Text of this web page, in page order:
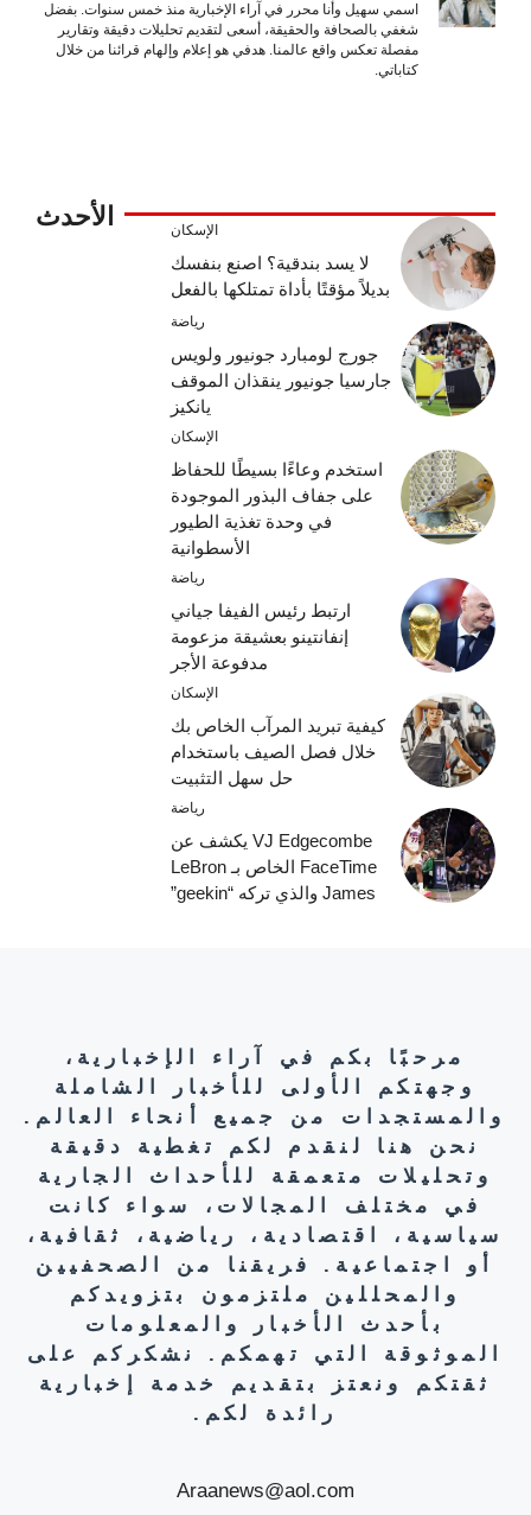
اسمي سهيل وأنا محرر في آراء الإخبارية منذ خمس سنوات. بفضل
شغفي بالصحافة والحقيقة، أسعى لتقديم تحليلات دقيقة وتقارير
مفصلة تعكس واقع عالمنا. هدفي هو إعلام وإلهام قرائنا من خلال
كتاباتي.
الأحدث الإسكان
لا يسد بندقية؟ اصنع بنفسك
بديلاً مؤقتًا بأداة تمتلكها بالفعل
رياضة
جورج لومبارد جونيور ولويس
جارسيا جونيور ينقذان الموقف
يانكيز
الإسكان
استخدم وعاءًا بسيطًا للحفاظ
على جفاف البذور الموجودة
في وحدة تغذية الطيور
الأسطوانية
رياضة
ارتبط رئيس الفيفا جياني
إنفانتينو بعشيقة مزعومة
مدفوعة الأجر
الإسكان
كيفية تبريد المرآب الخاص بك
خلال فصل الصيف باستخدام
حل سهل التثبيت
رياضة
VJ Edgecombe يكشف عن
FaceTime الخاص بـ LeBron
James والذي تركه “geekin”
مرحبًا بكم في آراء الإخبارية،
وجهتكم الأولى للأخبار الشاملة
والمستجدات من جميع أنحاء العالم.
نحن هنا لنقدم لكم تغطية دقيقة
وتحليلات متعمقة للأحداث الجارية
في مختلف المجالات، سواء كانت
سياسية، اقتصادية، رياضية، ثقافية،
أو اجتماعية. فريقنا من الصحفيين
والمحللين ملتزمون بتزويدكم
بأحدث الأخبار والمعلومات
الموثوقة التي تهمكم. نشكركم على
ثقتكم ونعتز بتقديم خدمة إخبارية
رائدة لكم.
Araanews@aol.com